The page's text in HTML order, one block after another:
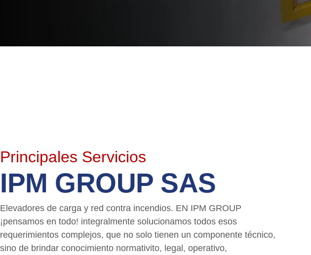
Carga
ascensores de carga y malacates
seguridad y eficiencia en cada proyecto.
Principales Servicios
IPM GROUP SAS
Elevadores de carga y red contra incendios. EN IPM GROUP
¡pensamos en todo! integralmente solucionamos todos esos
requerimientos complejos, que no solo tienen un componente técnico,
sino de brindar conocimiento normativito, legal, operativo,